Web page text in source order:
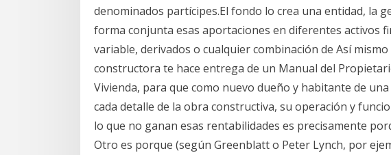
denominados partícipes.El fondo lo crea una entidad, la
forma conjunta esas aportaciones en diferentes activos
variable, derivados o cualquier combinación de Así
constructora te hace entrega de un Manual del
Vivienda, para que como nuevo dueño y habitante de
cada detalle de la obra constructiva, su operación y
lo que no ganan esas rentabilidades es precisamente
Otro es porque (según Greenblatt o Peter Lynch, por